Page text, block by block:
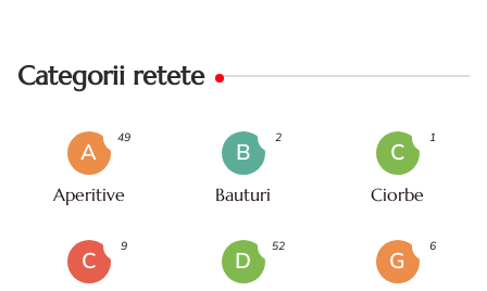
Categorii retete
A
Aperitive
49
B
Bauturi
2
C
Ciorbe
1
C
9
D
52
G
6